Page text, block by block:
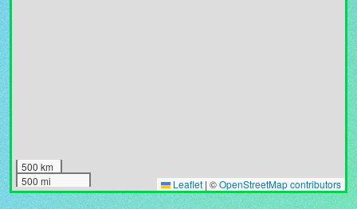
500 km
500 mi
Leaflet | ©OpenStreetMap contributors